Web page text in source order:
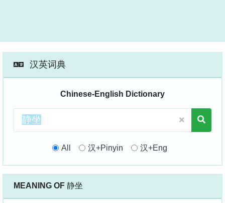
汉英词典
Chinese-English Dictionary
All 汉+Pinyin 汉+Eng
MEANING OF 静坐